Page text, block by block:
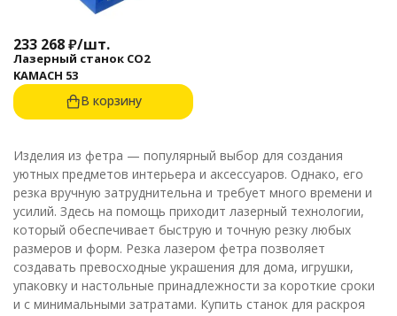
233 268₽/шт.
Лазерный станок CO2
KAMACH 53
В корзину
Изделия из фетра — популярный выбор для создания
уютных предметов интерьера и аксессуаров. Однако, его
резка вручную затруднительна и требует много времени и
усилий. Здесь на помощь приходит лазерный технологии,
который обеспечивает быструю и точную резку любых
размеров и форм. Резка лазером фетра позволяет
создавать превосходные украшения для дома, игрушки,
упаковку и настольные принадлежности за короткие сроки
и с минимальными затратами. Купить станок для раскроя